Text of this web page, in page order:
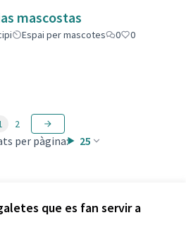
que es fan servir a
mascostas
Espai per mascotes 0
0
per pàgina: 25
2